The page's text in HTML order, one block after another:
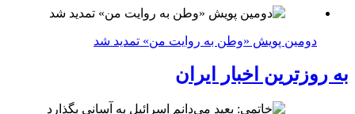
دومین پویش «وطن به روایت من» تمدید شد
به روزترین اخبار ایران